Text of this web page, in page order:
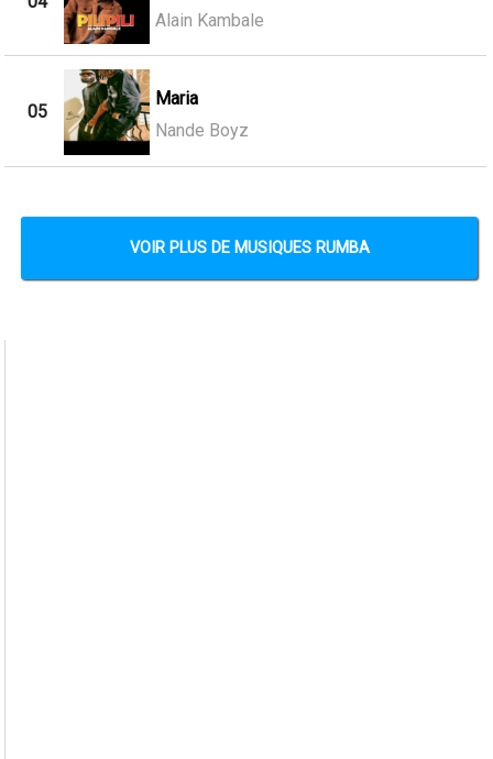
Alain Kambale
05
Maria
Nande Boyz
VOIR PLUS DE MUSIQUES RUMBA